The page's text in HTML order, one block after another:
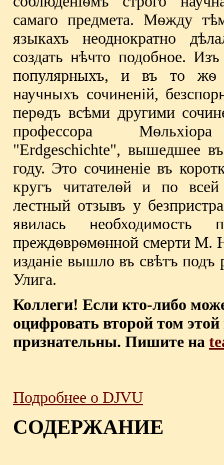
самаго предмета. Мѳжду
языкахъ неоднократно
создать нѣчто подобное.
популярныхъ, и въ то жѳ
научныхъ сочиненiй,
перѳдъ всѣми другими
профессора
"Erdgeschichte", вышедшее
году. Это сочиненiе въ
кругъ читателѳй и по всей
лестный отзывъ у
явилась
преждѳврѳмѳнной смерти М.
изданiе вышло въ свѣтъ
Улига.
Коллеги! Если кто-либо
оцифровать второй том
признательны. Пишите на
Подробнее о DJVU
СОДЕРЖАНИЕ